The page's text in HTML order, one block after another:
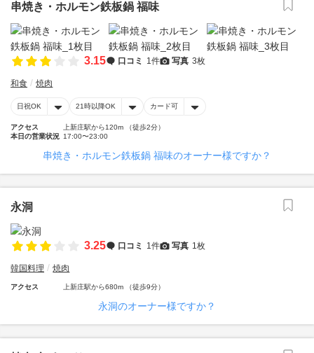
串焼き・ホルモン鉄板鍋 福味
3.15 口コミ 1件 写真 3枚
和食 焼肉
日祝OK 21時以降OK カード可
アクセス
上新庄駅から120m （徒歩2分）
本日の営業状況 17:00〜23:00
串焼き・ホルモン鉄板鍋 福味のオーナー様ですか？
永洞
3.25 口コミ 1件 写真 1枚
韓国料理 焼肉
アクセス 上新庄駅から680m （徒歩9分）
永洞のオーナー様ですか？